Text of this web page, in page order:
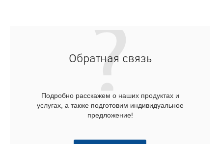
Обратная связь
Подробно расскажем о наших продуктах и
услугах, а также подготовим индивидуальное
предложение!